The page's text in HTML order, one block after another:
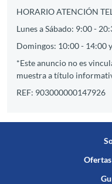
HORARIO ATENCIÓN
Lunes a Sábado: 9:00 -
Domingos: 10:00 - 14:00
*Este anuncio no es
muestra a título
REF: 903000000147926